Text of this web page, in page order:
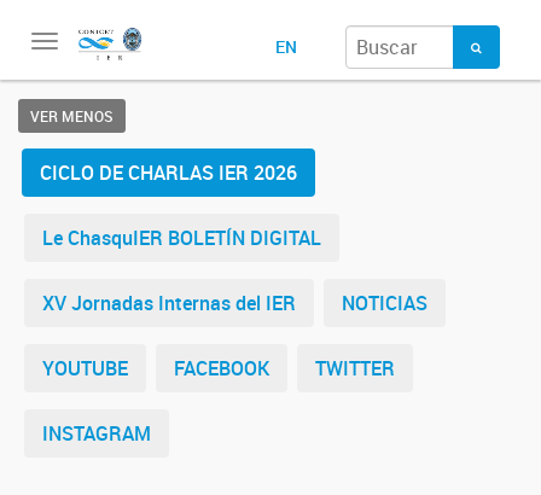
Toggle
EN
VER MENOS
CICLO DE CHARLAS IER 2026
Le ChasquIER BOLETÍN DIGITAL
XV Jornadas Internas del IER NOTICIAS
YOUTUBE FACEBOOK TWITTER
INSTAGRAM